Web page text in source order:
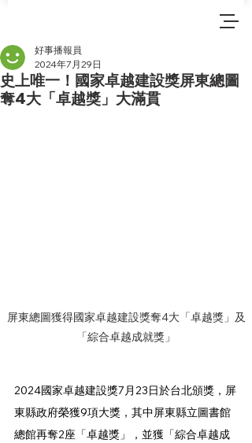
史上唯一！國家卓越建設獎屏東總圖
奪4大「卓越獎」大滿貫
好事播報員
2024年7月29日
屏東總圖獲得國家卓越建設獎奪4大「卓越獎」及
「綜合卓越成就獎」
2024國家卓越建設獎7月23日於台北頒獎，屏
東縣政府榮獲9項大獎，其中屏東縣立圖書館
總館再奪2座「卓越獎」，並獲「綜合卓越成